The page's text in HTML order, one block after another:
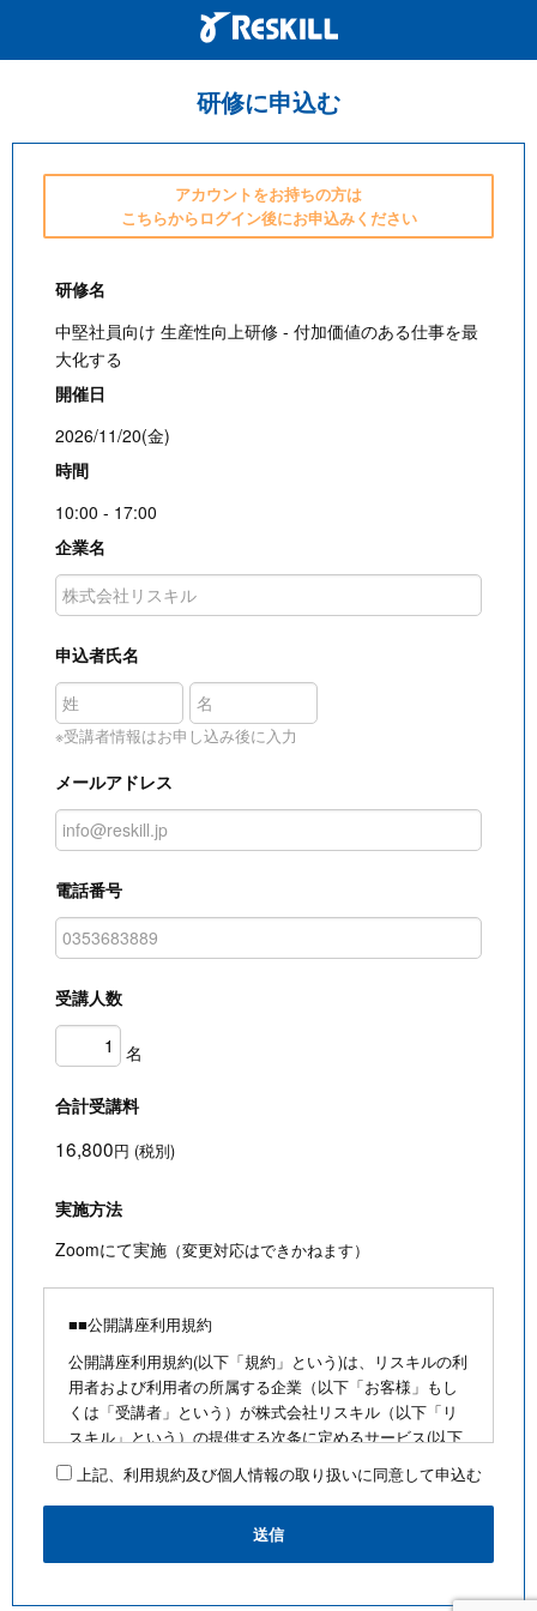
研修に申込む
アカウントをお持ちの方は
こちらからログイン後にお申込みください
研修名
中堅社員向け 生産性向上研修 - 付加価値のある仕事を最
大化する
開催日
2026/11/20(金)
時間
10:00 - 17:00
企業名
申込者氏名
※受講者情報はお申し込み後に入力
メールアドレス
電話番号
受講人数
名
合計受講料
16,800円 (税別)
実施方法
Zoomにて実施 （変更対応はできかねます）
■■公開講座利用規約
公開講座利用規約(以下「規約」という)は、リスキルの利
用者および利用者の所属する企業（以下「お客様」もし
くは「受講者」という）が株式会社リスキル（以下「リ
スキル」という）の提供する次条に定めるサービス(以下
「公開講座」という)を利用するにあたり、お客様に遵守
していただく事項を定めたものです。
■公開講座お申込みにあたって
・最少催行人数を満たさないなど合理的な事由がある場
とします
上記、利用規約及び個人情報の取り扱いに同意して申込む